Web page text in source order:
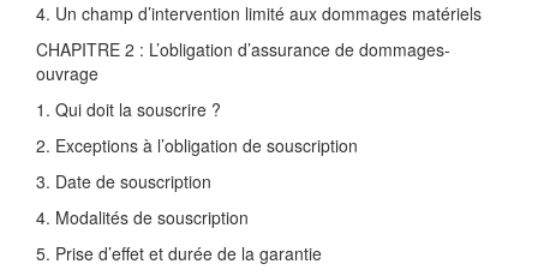
4. Un champ d’intervention limité aux dommages matériels
CHAPITRE 2 : L’obligation d’assurance de dommages-
ouvrage
1. Qui doit la souscrire ?
2. Exceptions à l’obligation de souscription
3. Date de souscription
4. Modalités de souscription
5. Prise d’effet et durée de la garantie